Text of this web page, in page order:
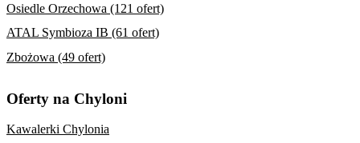
Osiedle Orzechowa (121 ofert)
ATAL Symbioza IB (61 ofert)
Zbożowa (49 ofert)
Oferty na Chyloni
Kawalerki Chylonia